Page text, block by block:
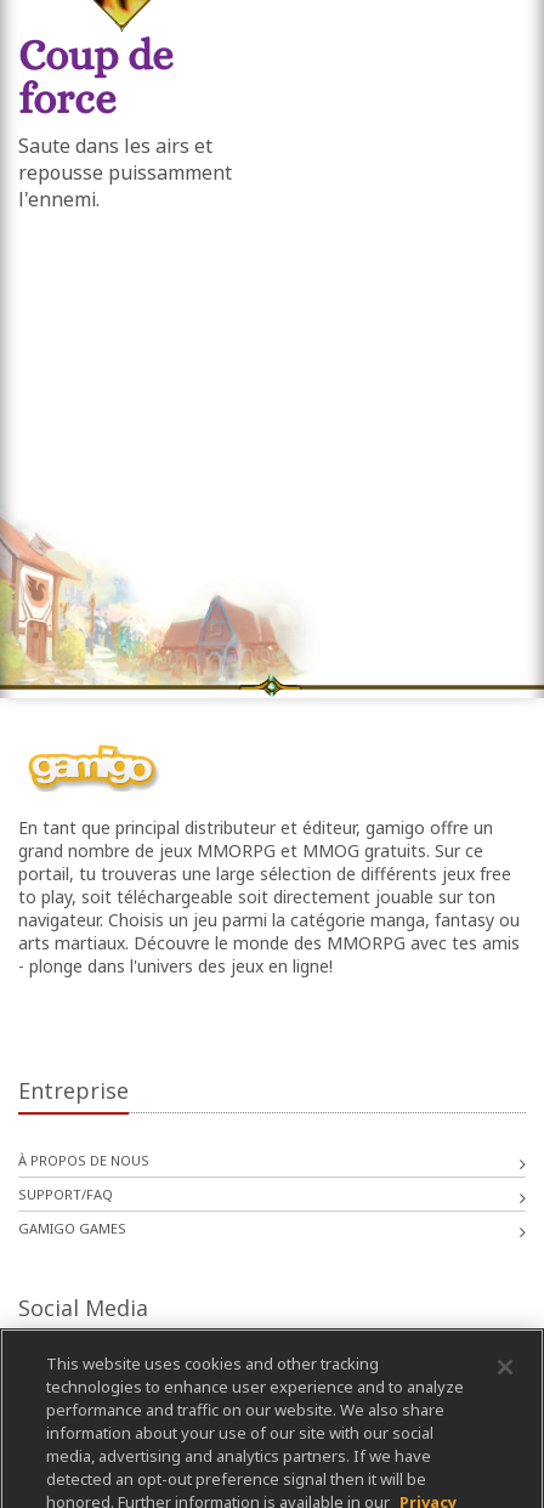
Coup de
force
Saute dans les airs et
repousse puissamment
l'ennemi.
En tant que principal distributeur et éditeur, gamigo offre un
grand nombre de jeux MMORPG et MMOG gratuits. Sur ce
portail, tu trouveras une large sélection de différents jeux free
to play, soit téléchargeable soit directement jouable sur ton
navigateur. Choisis un jeu parmi la catégorie manga, fantasy ou
arts martiaux. Découvre le monde des MMORPG avec tes amis
- plonge dans l'univers des jeux en ligne!
Entreprise
À PROPOS DE NOUS
SUPPORT/FAQ
GAMIGO GAMES
Social Media
This website uses cookies and other tracking
technologies to enhance user experience and to analyze
performance and traffic on our website. We also share
information about your use of our site with our social
media, advertising and analytics partners. If we have
detected an opt-out preference signal then it will be
honored. Further information is available in our Privacy